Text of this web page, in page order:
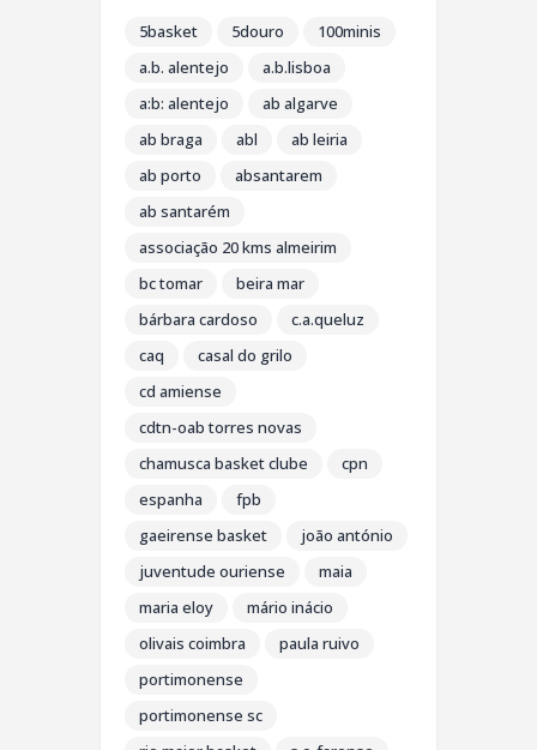
5basket 5douro
100minis
a.b. alentejo
a.b.lisboa
a:b: alentejo
ab algarve
ab braga
abl
ab leiria
ab porto
absantarem
ab santarém
associação 20 kms almeirim
bc tomar
beira mar
bárbara cardoso
c.a.queluz
caq
casal do grilo
cd amiense
cdtn-oab torres novas
chamusca basket clube
cpn
espanha
fpb
gaeirense basket
joão antónio
juventude ouriense
maia
maria eloy
mário inácio
olivais coimbra
paula ruivo
portimonense
portimonense sc